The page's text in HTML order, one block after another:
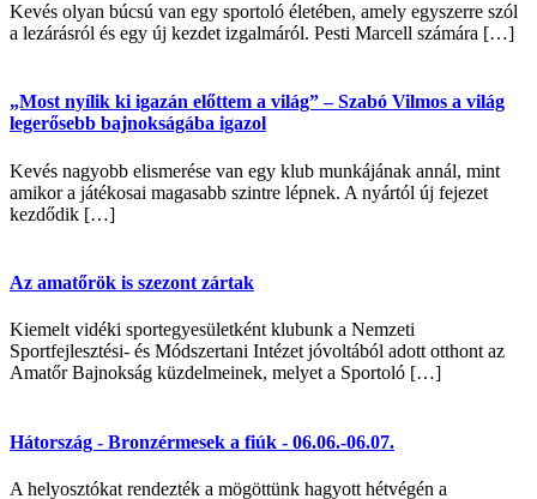
Kevés olyan búcsú van egy sportoló életében, amely egyszerre szól
a lezárásról és egy új kezdet izgalmáról. Pesti Marcell számára […]
„Most nyílik ki igazán előttem a világ” – Szabó Vilmos a világ
legerősebb bajnokságába igazol
Kevés nagyobb elismerése van egy klub munkájának annál, mint
amikor a játékosai magasabb szintre lépnek. A nyártól új fejezet
kezdődik […]
Az amatőrök is szezont zártak
Kiemelt vidéki sportegyesületként klubunk a Nemzeti
Sportfejlesztési- és Módszertani Intézet jóvoltából adott otthont az
Amatőr Bajnokság küzdelmeinek, melyet a Sportoló […]
Hátország - Bronzérmesek a fiúk - 06.06.-06.07.
A helyosztókat rendezték a mögöttünk hagyott hétvégén a